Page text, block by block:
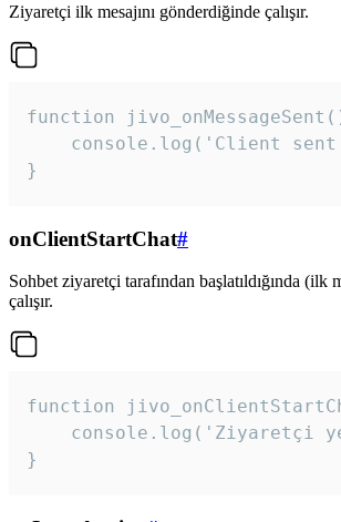
Ziyaretçi ilk mesajını gönderdiğinde çalışır.
function
console.log('Client
}
onClientStartChat#
Sohbet ziyaretçi tarafından başlatıldığında (ilk
çalışır.
function
console.log('Ziyaretçi
}